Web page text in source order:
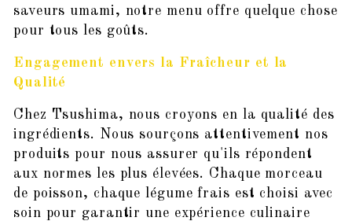
saveurs umami, notre menu offre quelque chose
pour tous les goûts.
Engagement envers la Fraîcheur et la
Qualité
Chez Tsushima, nous croyons en la qualité des
ingrédients. Nous sourçons attentivement nos
produits pour nous assurer qu'ils répondent
aux normes les plus élevées. Chaque morceau
de poisson, chaque légume frais est choisi avec
soin pour garantir une expérience culinaire